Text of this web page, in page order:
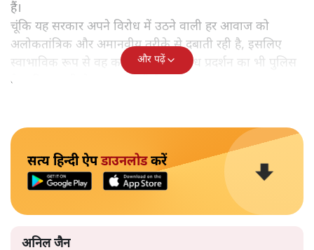
हैं।
चूंकि यह सरकार अपने विरोध में उठने वाली हर आवाज को
अलोकतांत्रिक और अमानवीय तरीके से दबाती रही है, इसलिए
स्वाभाविक रूप से वह कांग्रेस के इस विरोध प्रदर्शन का भी पुलिस
के जरिए सख्ती से दमन कर रही है।
और पढ़ें
सत्य हिन्दी ऐपडाउनलोडकरें
अनिल जैन